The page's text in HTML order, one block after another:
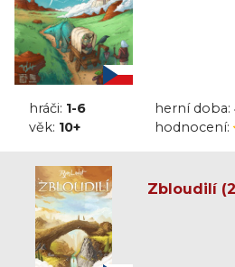
hráči: 1-6 herní doba:
věk: 10+ hodnocení:
Zbloudilí